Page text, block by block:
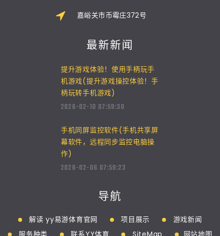
嘉峪关市币霉庄372号
最新新闻
提升游戏体验！使用手柄玩手
机游戏(提升游戏操控体验！手
柄玩转手机游戏)
2026-02-10 07:59:30
手机同屏监控软件(手机共享屏
幕软件，远程同步监控电脑操
作)
2026-02-06 07:59:23
导航
解读 yy易游体育官网 项目展示
游戏新闻
服务种类
联系YY体育 SiteMap 网站地图